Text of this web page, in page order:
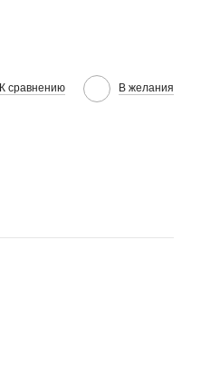
К сравнению В желания